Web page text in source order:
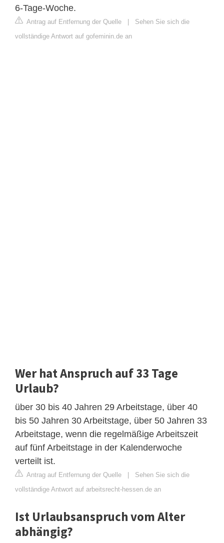
6-Tage-Woche.
Antrag auf Entfernung der Quelle | Sehen Sie sich die
vollständige Antwort auf gofeminin.de an
Wer hat Anspruch auf 33 Tage
Urlaub?
über 30 bis 40 Jahren 29 Arbeitstage, über 40
bis 50 Jahren 30 Arbeitstage, über 50 Jahren 33
Arbeitstage, wenn die regelmäßige Arbeitszeit
auf fünf Arbeitstage in der Kalenderwoche
verteilt ist.
Antrag auf Entfernung der Quelle | Sehen Sie sich die
vollständige Antwort auf arbeitsrecht-hessen.de an
Ist Urlaubsanspruch vom Alter
abhängig?